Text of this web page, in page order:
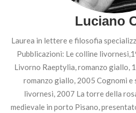
Luciano
Laurea in lettere e filosofia
Pubblicazioni: Le colline
Livorno Raeptylia, romanzo giallo,
romanzo giallo, 2005 Cognomi e
livornesi, 2007 La torre della
medievale in porto Pisano,